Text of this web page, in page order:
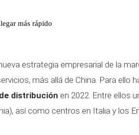
más rápido
estrategia empresarial de la
más allá de China. Para ello
distribución en 2022. Entre ellos
así como centros en Italia y los